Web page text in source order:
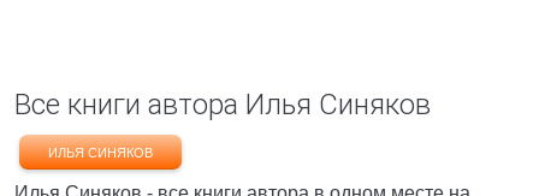
Все книги автора Илья Синяков
ИЛЬЯ СИНЯКОВ